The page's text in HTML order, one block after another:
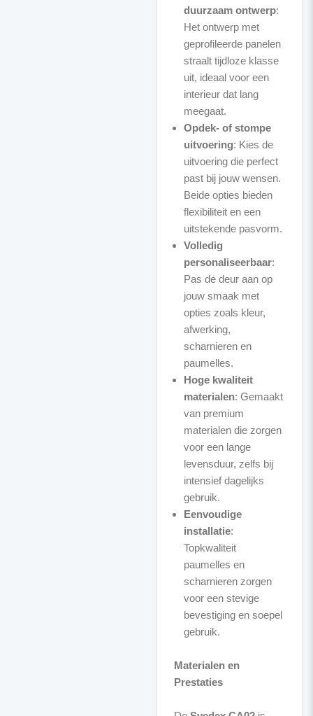
duurzaam ontwerp:
Het ontwerp met
geprofileerde panelen
straalt tijdloze klasse
uit, ideaal voor een
interieur dat lang
meegaat.
Opdek- of stompe
uitvoering: Kies de
uitvoering die perfect
past bij jouw wensen.
Beide opties bieden
flexibiliteit en een
uitstekende pasvorm.
Volledig
personaliseerbaar:
Pas de deur aan op
jouw smaak met
opties zoals kleur,
afwerking,
scharnieren en
paumelles.
Hoge kwaliteit
materialen: Gemaakt
van premium
materialen die zorgen
voor een lange
levensduur, zelfs bij
intensief dagelijks
gebruik.
Eenvoudige
installatie:
Topkwaliteit
paumelles en
scharnieren zorgen
voor een stevige
bevestiging en soepel
gebruik.
Materialen en
Prestaties